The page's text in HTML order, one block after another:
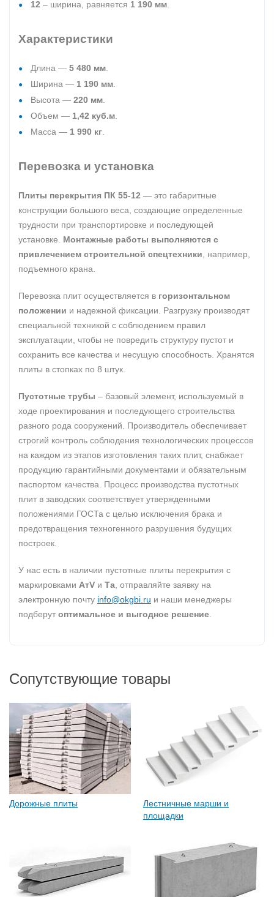
12 – ширина, равняется 1 190 мм
Характеристики
Длина — 5 480 мм
Ширина — 1 190 мм
Высота — 220 мм
Объем — 1,42 куб.м
Масса — 1 990 кг
Перевозка и установка
Плиты перекрытия ПК 55-12 — это габаритные
конструкции большого веса, создающие определенные
трудности при транспортировке и последующей
установке. Монтажные работы выполняются с
привлечением строительной спецтехники , например,
подъемного крана.
Перевозка плит осуществляется в горизонтальном
положении и надежной фиксации. Разгрузку производят
специальной техникой с соблюдением правил
эксплуатации, чтобы не повредить структуру пустот и
сохранить все качества и несущую способность. Хранятся
плиты в стопках по 8 штук.
Пустотные трубы – базовый элемент, используемый в
ходе проектирования и последующего строительства
разного рода сооружений. Производитель обеспечивает
строгий контроль соблюдения технологических процессов
на каждом из этапов изготовления таких плит, снабжает
продукцию гарантийными документами и обязательным
паспортом качества. Процесс производства пустотных
плит в заводских соответствует утвержденными
положениями ГОСТа с целью исключения брака и
предотвращения техногенного разрушения будущих
построек.
У нас есть в наличии пустотные плиты перекрытия с
маркировками AтV и Та , отправляйте заявку на
электронную почту info@okgbi.ru и наши менеджеры
подберут оптимальное и выгодное решение
Сопутствующие товары
Дорожные плиты
Лестничные марши и
площадки